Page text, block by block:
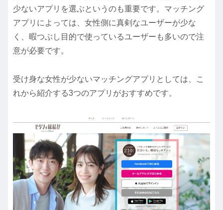
少ないアプリを選ぶというのも重要です。マッチング
アプリによっては、女性側に真剣なユーザーが少な
く、暇つぶし目的で使っているユーザーも多いので注
意が必要です。
受け身な女性が少ないマッチングアプリとしては、こ
れから紹介する3つのアプリがおすすめです。